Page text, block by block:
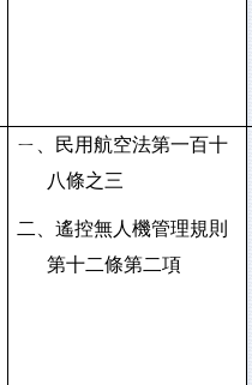
ㄧ、民用航空法第一百十
八條之三
二、遙控無人機管理規則
第十二條第二項